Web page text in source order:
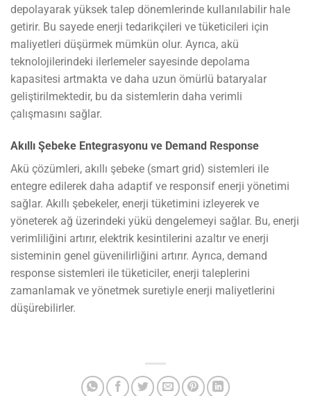
depolayarak yüksek talep dönemlerinde kullanılabilir hale
getirir. Bu sayede enerji tedarikçileri ve tüketicileri için
maliyetleri düşürmek mümkün olur. Ayrıca, akü
teknolojilerindeki ilerlemeler sayesinde depolama
kapasitesi artmakta ve daha uzun ömürlü bataryalar
geliştirilmektedir, bu da sistemlerin daha verimli
çalışmasını sağlar.
Akıllı Şebeke Entegrasyonu ve Demand Response
Akü çözümleri, akıllı şebeke (smart grid) sistemleri ile
entegre edilerek daha adaptif ve responsif enerji yönetimi
sağlar. Akıllı şebekeler, enerji tüketimini izleyerek ve
yöneterek ağ üzerindeki yükü dengelemeyi sağlar. Bu, enerji
verimliliğini artırır, elektrik kesintilerini azaltır ve enerji
sisteminin genel güvenilirliğini artırır. Ayrıca, demand
response sistemleri ile tüketiciler, enerji taleplerini
zamanlamak ve yönetmek suretiyle enerji maliyetlerini
düşürebilirler.